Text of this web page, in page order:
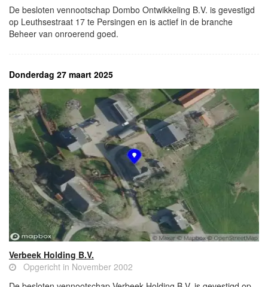
De besloten vennootschap Dombo Ontwikkeling B.V. is gevestigd
op Leuthsestraat 17 te Persingen en is actief in de branche
Beheer van onroerend goed.
Donderdag 27 maart 2025
Verbeek Holding B.V.
Opgericht in November 2002